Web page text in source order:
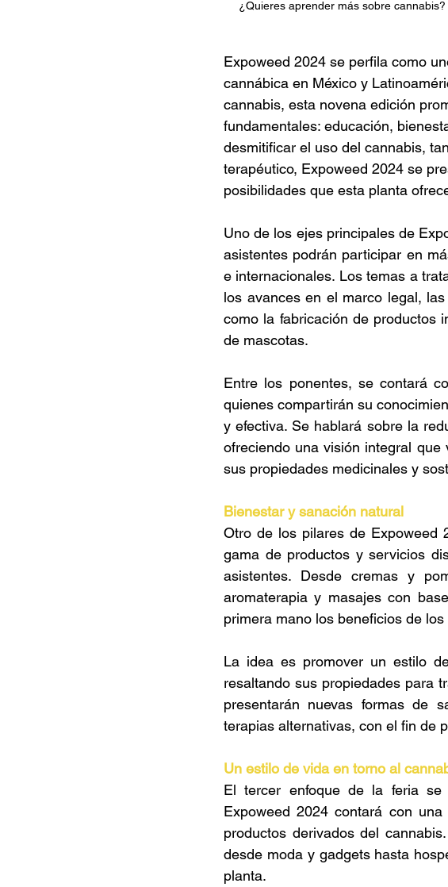
¿Quieres aprender más sobre
Expoweed 2024 se perfila como
cannábica en México y
cannabis, esta novena edición
fundamentales: educación,
desmitificar el uso del cannabis,
terapéutico, Expoweed 2024 se
posibilidades que esta planta
Uno de los ejes principales de
asistentes podrán participar en
e internacionales. Los temas a
los avances en el marco legal,
como la fabricación de productos
de mascotas.
Entre los ponentes, se contará
quienes compartirán su
y efectiva. Se hablará sobre la
ofreciendo una visión integral
sus propiedades medicinales y
Bienestar y sanación natural
Otro de los pilares de Expoweed
gama de productos y servicios
asistentes. Desde cremas y
aromaterapia y masajes con
primera mano los beneficios de
La idea es promover un estilo
resaltando sus propiedades para
presentarán nuevas formas de
terapias alternativas, con el fin de
Un estilo de vida en torno al
El tercer enfoque de la feria
Expoweed 2024 contará con
productos derivados del
desde moda y gadgets hasta
planta.